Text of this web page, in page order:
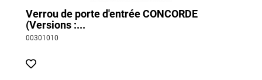
Verrou de porte d'entrée CONCORDE
(Versions :...
00301010